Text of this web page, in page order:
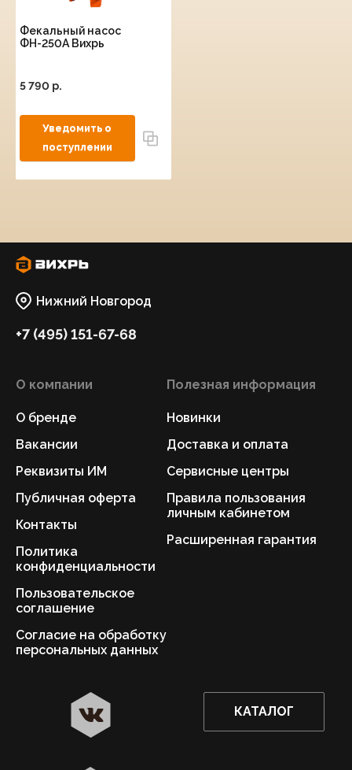
Фекальный насос
ФН-250А Вихрь
5 790 p.
Нижний Новгород
+7 (495) 151-67-68
О компании
О бренде
Вакансии
Реквизиты ИМ
Публичная оферта
Контакты
Политика
конфиденциальности
Пользовательское
соглашение
Согласие на обработку
персональных данных
Полезная информация
Новинки
Доставка и оплата
Сервисные центры
Правила пользования
личным кабинетом
Расширенная гарантия
КАТАЛОГ